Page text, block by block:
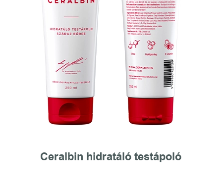
Ceralbin hidratáló testápoló